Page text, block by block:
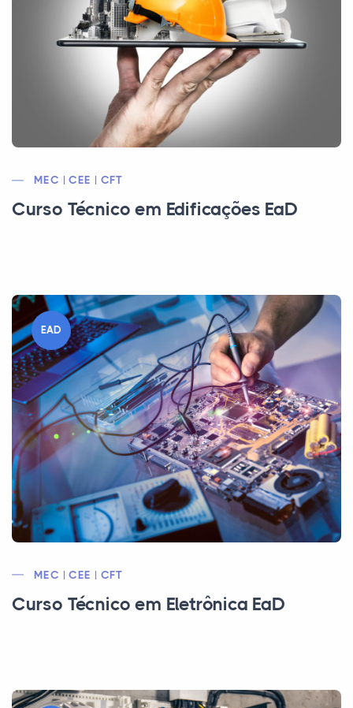
MEC | CEE | CFT
Curso Técnico em Edificações EaD
EAD
MEC | CEE | CFT
Curso Técnico em Eletrônica EaD